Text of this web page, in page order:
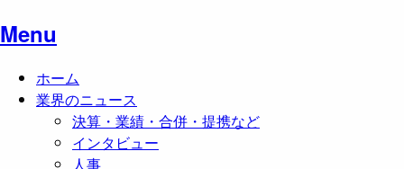
Menu
ホーム
業界のニュース
決算・業績・合併・提携など
インタビュー
人事